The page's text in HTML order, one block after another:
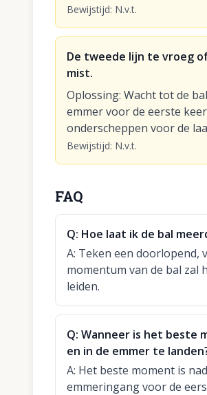
Bewijstijd: N.v.t.
De tweede lijn te vroeg
mist.
Oplossing: Wacht tot de
emmer voor de eerste
onderscheppen voor de
Bewijstijd: N.v.t.
FAQ
Q: Hoe laat ik de bal
A: Teken een doorlopend,
momentum van de bal zal
leiden.
Q: Wanneer is het beste
en in de emmer te
A: Het beste moment is
emmeringang voor de